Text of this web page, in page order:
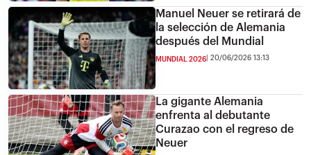
Manuel Neuer se retirará de
la selección de Alemania
después del Mundial
MUNDIAL 2026 20/06/2026 13:13
La gigante Alemania
enfrenta al debutante
Curazao con el regreso de
Neuer